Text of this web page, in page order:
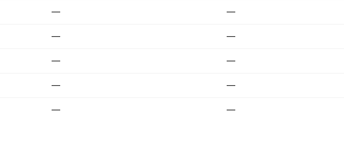
— —
— —
— —
— —
— —